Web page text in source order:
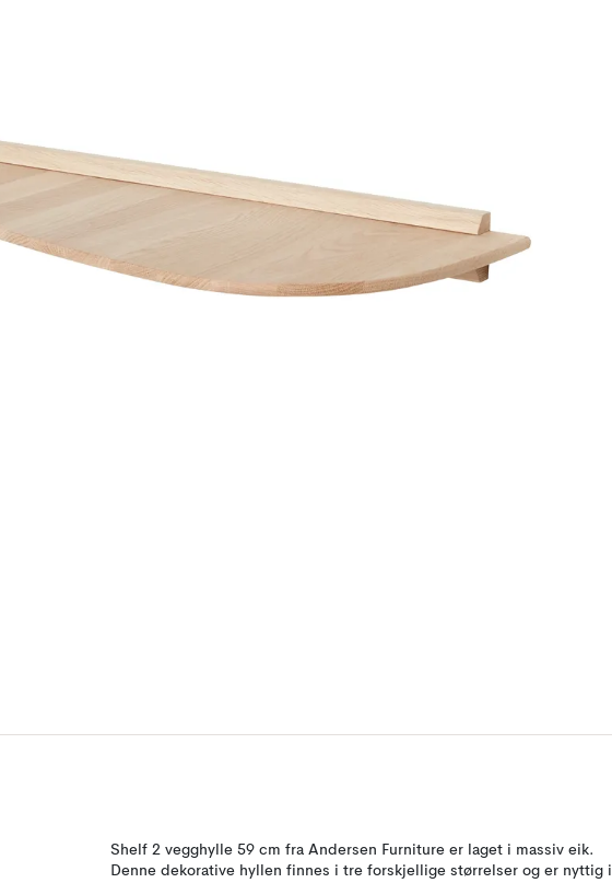
Shelf 2 vegghylle 59 cm fra Andersen Furniture er laget i massiv eik.
Denne dekorative hyllen finnes i tre forskjellige størrelser og er nyttig i